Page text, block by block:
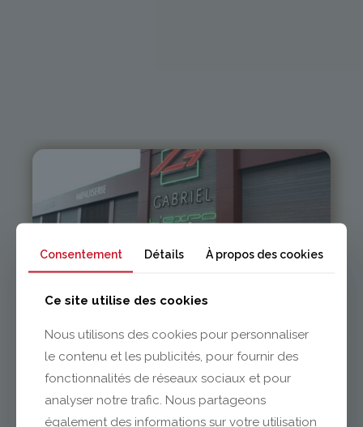
Issoire
contact@gabriel-sa.fr
Clermont-Ferrand
Consentement Détails À propos des cookies
Ce site utilise des cookies
Nous utilisons des cookies pour personnaliser
le contenu et les publicités, pour fournir des
fonctionnalités de réseaux sociaux et pour
analyser notre trafic. Nous partageons
également des informations sur votre utilisation